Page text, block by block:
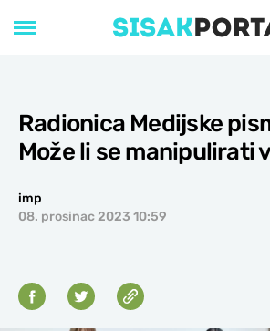
Radionica Medijske
Može li se manipulirati
imp
08. prosinac 2023 10:59